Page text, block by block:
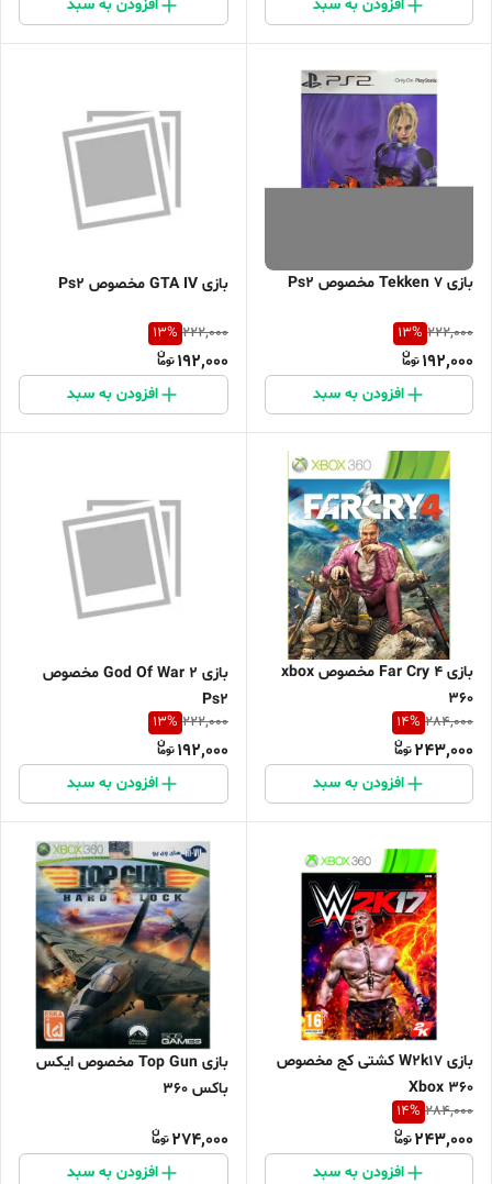
افزودن به سبد افزودن به سبد
بازی Tekken 7 مخصوص Ps2
222,000
13%
192,000
افزودن به سبد
بازی GTA IV مخصوص Ps2
222,000
13%
192,000
افزودن به سبد
بازی Far Cry 4 مخصوص xbox
360
284,000
14%
243,000
افزودن به سبد
بازی God Of War 2 مخصوص
Ps2
222,000
13%
192,000
افزودن به سبد
بازی W2k17 کشتی کج مخصوص
Xbox 360
284,000
14%
243,000
افزودن به سبد
بازی Top Gun مخصوص ایکس
باکس 360
274,000
افزودن به سبد